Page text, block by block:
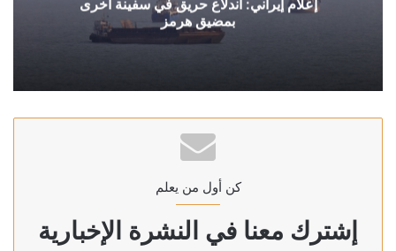
إعلام إيراني: اندلاع حريق في سفينة أخرى
بمضيق هرمز
كن أول من يعلم
إشترك معنا في النشرة الإخبارية